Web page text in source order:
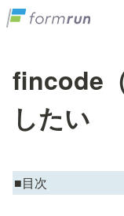
fincode
したい
■目次